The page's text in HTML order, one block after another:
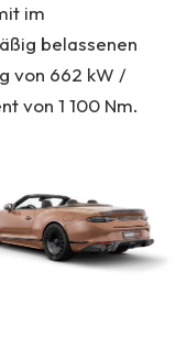
im
belassenen
von 662 kW /
von 1 100 Nm.